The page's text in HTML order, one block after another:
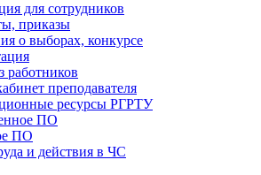
для сотрудников
приказы
о выборах, конкурсе
работников
преподавателя
ресурсы РГРТУ
ПО
ПО
и действия в ЧС